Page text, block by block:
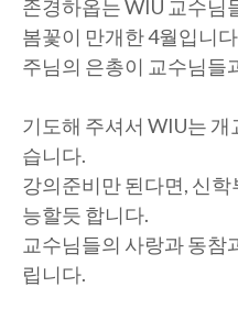
존경하옵는 WIU 교수님
봄꽃이 만개한 4월입니
주님의 은총이 교수님들
기도해 주셔서 WIU는 개
습니다.
강의준비만 된다면, 신
능할듯 합니다.
교수님들의 사랑과 동참
립니다.